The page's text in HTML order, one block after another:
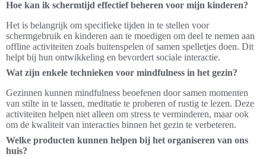
Hoe kan ik schermtijd effectief beheren voor mijn kinderen?
Het is belangrijk om specifieke tijden in te stellen voor
schermgebruik en kinderen aan te moedigen om deel te nemen aan
offline activiteiten zoals buitenspelen of samen spelletjes doen. Dit
helpt bij hun ontwikkeling en bevordert sociale interactie.
Wat zijn enkele technieken voor mindfulness in het gezin?
Gezinnen kunnen mindfulness beoefenen door samen momenten
van stilte in te lassen, meditatie te proberen of rustig te lezen. Deze
activiteiten helpen niet alleen om stress te verminderen, maar ook
om de kwaliteit van interacties binnen het gezin te verbeteren.
Welke producten kunnen helpen bij het organiseren van ons
huis?